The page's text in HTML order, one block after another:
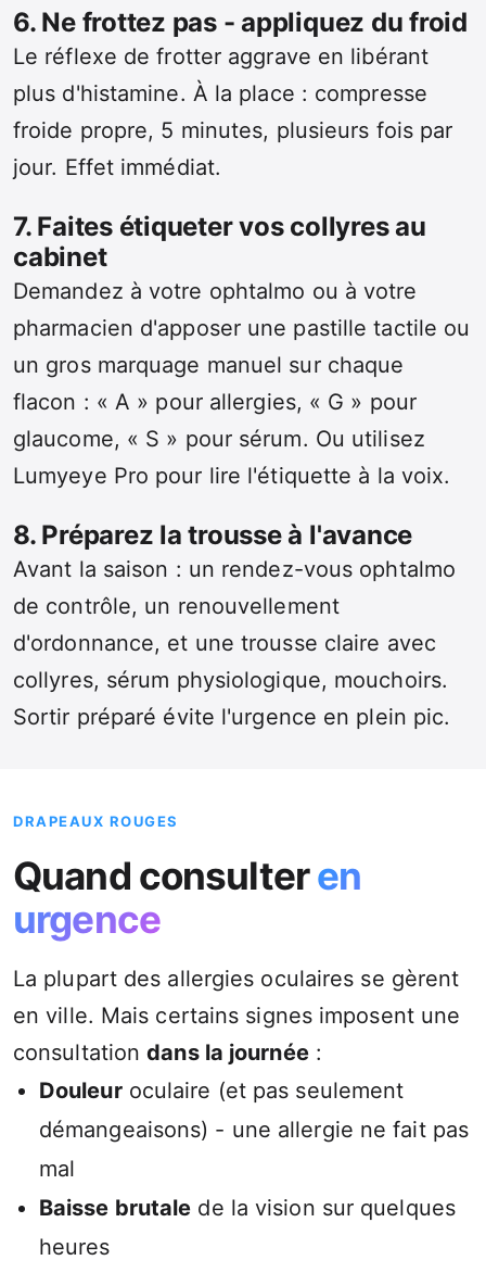
6. Ne frottez pas - appliquez du froid
Le réflexe de frotter aggrave en libérant
plus d'histamine. À la place : compresse
froide propre, 5 minutes, plusieurs fois par
jour. Effet immédiat.
7. Faites étiqueter vos collyres au
cabinet
Demandez à votre ophtalmo ou à votre
pharmacien d'apposer une pastille tactile ou
un gros marquage manuel sur chaque
flacon : « A » pour allergies, « G » pour
glaucome, « S » pour sérum. Ou utilisez
Lumyeye Pro pour lire l'étiquette à la voix.
8. Préparez la trousse à l'avance
Avant la saison : un rendez-vous ophtalmo
de contrôle, un renouvellement
d'ordonnance, et une trousse claire avec
collyres, sérum physiologique, mouchoirs.
Sortir préparé évite l'urgence en plein pic.
DRAPEAUX ROUGES
Quand consulteren
urgence
La plupart des allergies oculaires se gèrent
en ville. Mais certains signes imposent une
consultationdans la journée:
Douleuroculaire (et pas seulement
démangeaisons) - une allergie ne fait pas
mal
Baisse brutale de la vision sur quelques
heures